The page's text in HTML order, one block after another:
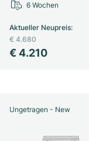
€ 4.210
Aktueller Neupreis:
€ 4.680
6 Wochen
Ungetragen - New